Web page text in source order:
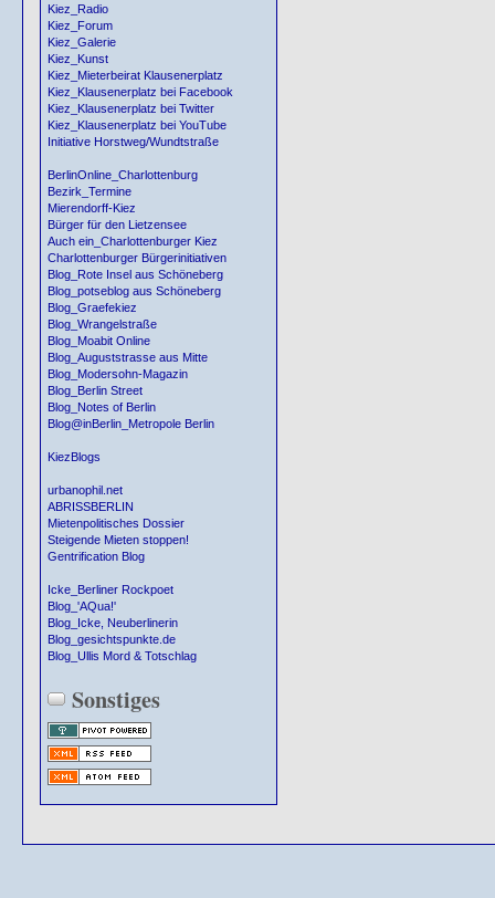
Kiez_Radio
Kiez_Forum
Kiez_Galerie
Kiez_Kunst
Kiez_Mieterbeirat Klausenerplatz
Kiez_Klausenerplatz bei Facebook
Kiez_Klausenerplatz bei Twitter
Kiez_Klausenerplatz bei YouTube
Initiative Horstweg/Wundtstraße
BerlinOnline_Charlottenburg
Bezirk_Termine
Mierendorff-Kiez
Bürger für den Lietzensee
Auch ein_Charlottenburger Kiez
Charlottenburger Bürgerinitiativen
Blog_Rote Insel aus Schöneberg
Blog_potseblog aus Schöneberg
Blog_Graefekiez
Blog_Wrangelstraße
Blog_Moabit Online
Blog_Auguststrasse aus Mitte
Blog_Modersohn-Magazin
Blog_Berlin Street
Blog_Notes of Berlin
Blog@inBerlin_Metropole Berlin
KiezBlogs
urbanophil.net
ABRISSBERLIN
Mietenpolitisches Dossier
Steigende Mieten stoppen!
Gentrification Blog
Icke_Berliner Rockpoet
Blog_'AQua!'
Blog_Icke, Neuberlinerin
Blog_gesichtspunkte.de
Blog_Ullis Mord & Totschlag
Sonstiges